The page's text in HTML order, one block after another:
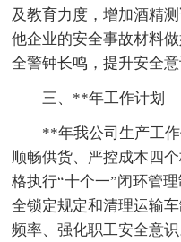
及教育力度，增加酒精
他企业的安全事故材料
全警钟长鸣，提升安全意
三、**年工作计划
**年我公司生产工作
顺畅供货、严控成本四
格执行“十个一”闭环管
全锁定规定和清理运输
频率、强化职工安全意